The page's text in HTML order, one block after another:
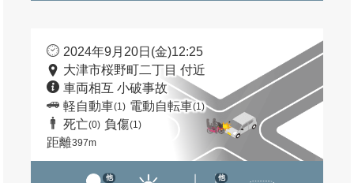
2024年9月20日(金)12:25
大津市桜野町二丁目 付近
車両相互 小破事故
軽自動車(1) 電動自転車(1)
死亡(0) 負傷(1)
距離397m
他 他